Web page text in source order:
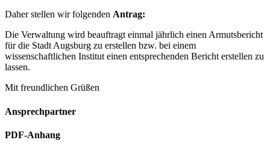
Daher stellen wir folgenden Antrag:
Die Verwaltung wird beauftragt einmal jährlich einen Armutsbericht
für die Stadt Augsburg zu erstellen bzw. bei einem
wissenschaftlichen Institut einen entsprechenden Bericht erstellen zu
lassen.
Mit freundlichen Grüßen
Ansprechpartner
PDF-Anhang